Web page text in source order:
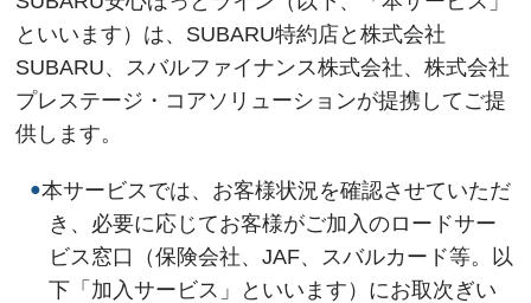
といいます）は、SUBARU特約店と株式会社
SUBARU、スバルファイナンス株式会社、株式会社
プレステージ・コアソリューションが提携してご提
供します。
●本サービスでは、お客様状況を確認させていただ
き、必要に応じてお客様がご加入のロードサー
ビス窓口（保険会社、JAF、スバルカード等。以
下「加入サービス」といいます）にお取次ぎい